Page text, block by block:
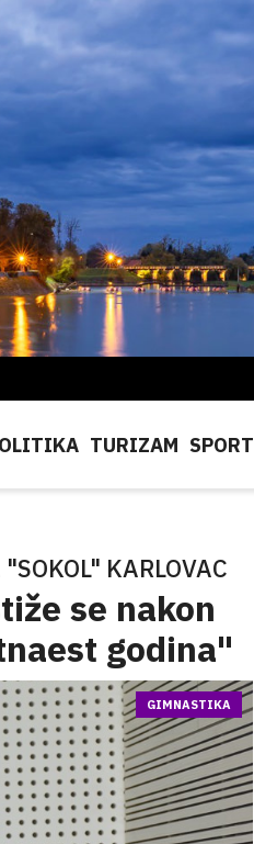
TURIZAM SPORT
KARLOVAC
se nakon
godina"
GIMNASTIKA